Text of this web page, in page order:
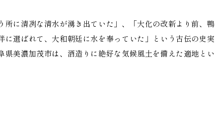
所に清冽な清水が湧き出ていた」、「大化の改新より前、鴨
に選ばれて、大和朝廷に水を奉っていた」という古伝の史実
県美濃加茂市は、酒造りに絶好な気候風土を備えた適地とい